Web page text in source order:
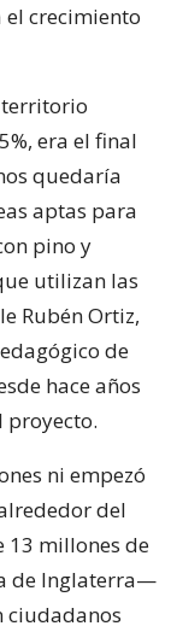
crecimiento
territorio
era el final
quedaría
aptas para
pino y
utilizan las
Rubén Ortiz,
de
hace años
proyecto.
ni empezó
del
millones de
de Inglaterra—
ciudadanos